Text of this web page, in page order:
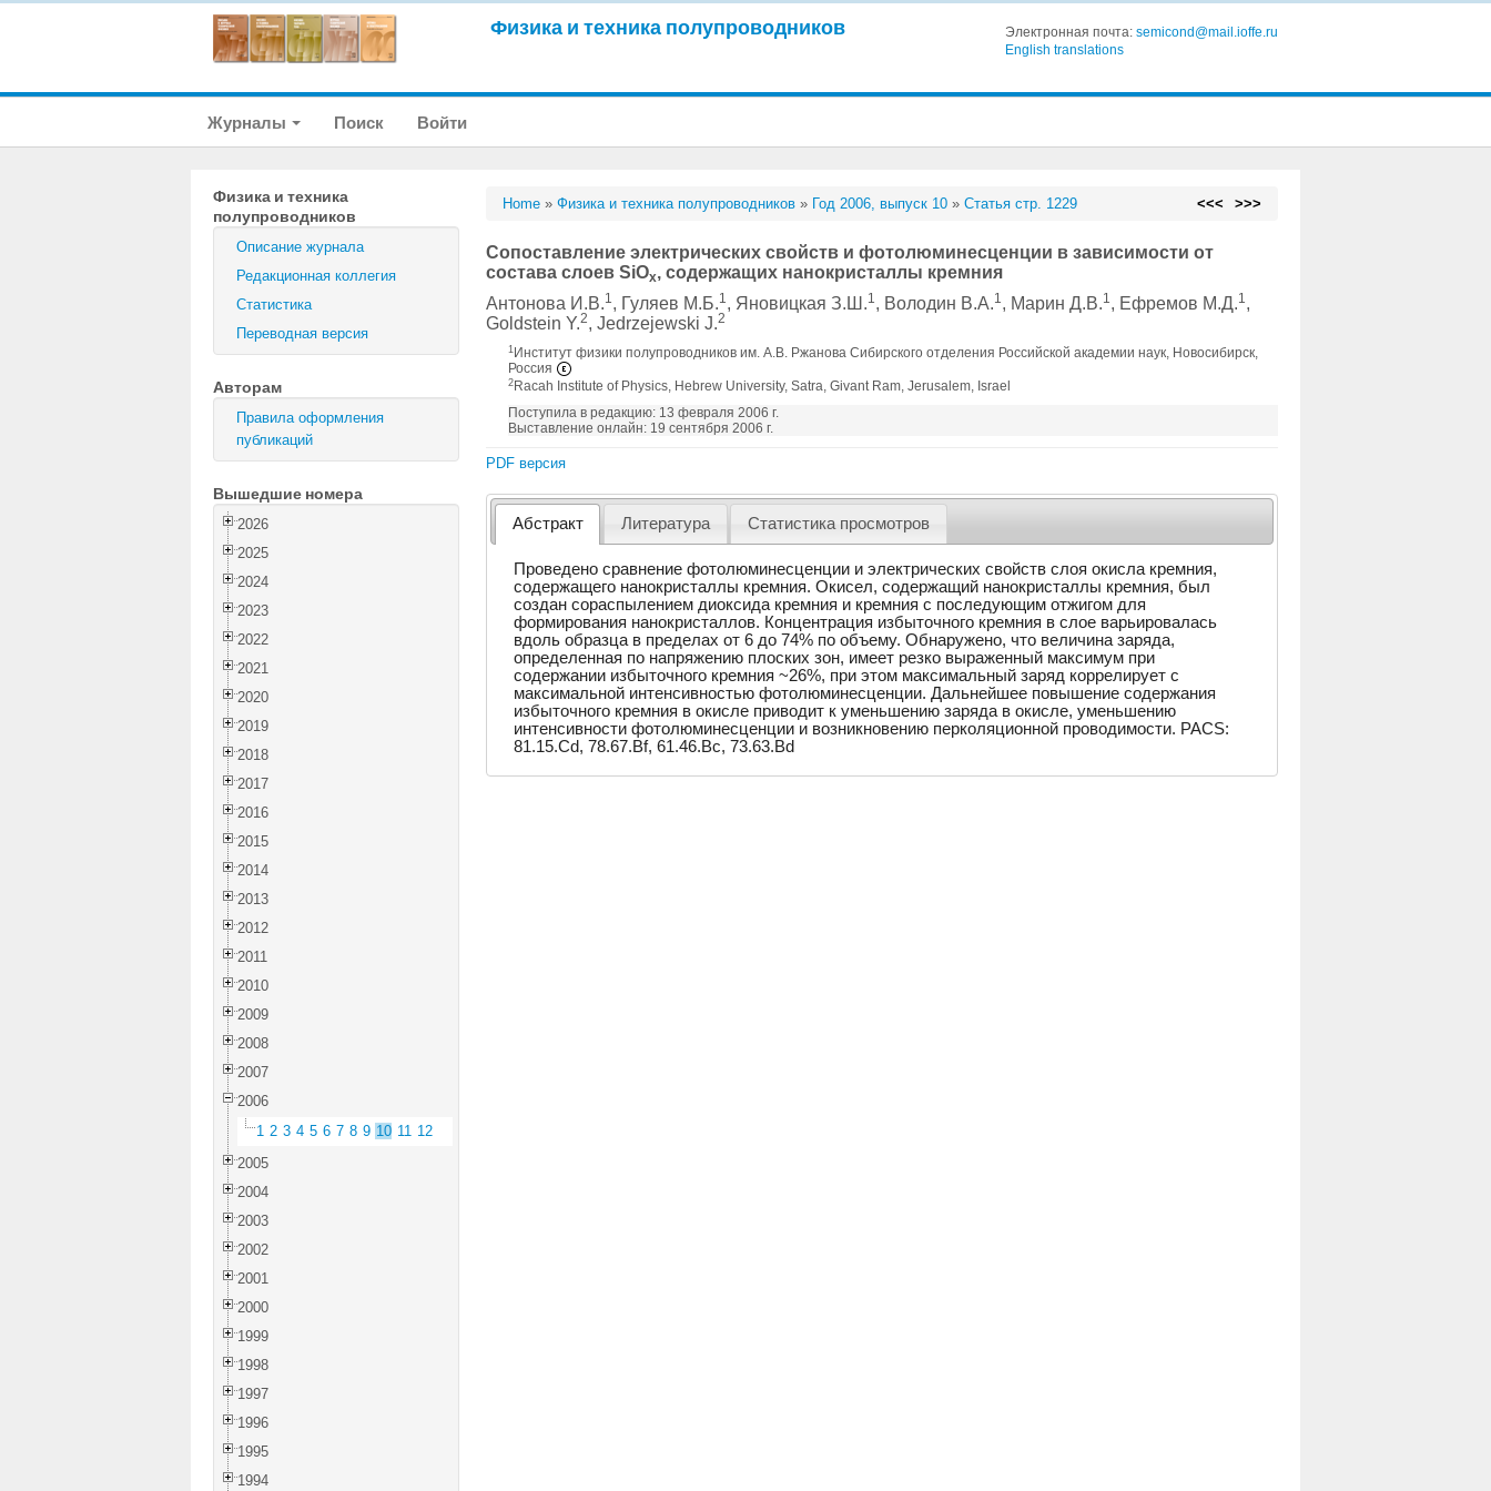
Физика и техника полупроводников Электронная почта: semicond@mail.ioffe.ru
English translations
Журналы Поиск Войти
Физика и техника
полупроводников
Описание журнала
Редакционная коллегия
Статистика
Переводная версия
Авторам
Правила оформления
публикаций
Вышедшие номера
2026
2025
2024
2023
2022
2021
2020
2019
2018
2017
2016
2015
2014
2013
2012
2011
2010
2009
2008
2007
2006
1 2 3 4 5 6 7 8 9 10 11 12
2005
2004
2003
2002
2001
2000
1999
1998
1997
1996
1995
1994
Home »Физика и техника полупроводников » Год 2006, выпуск 10 »Статья стр. 1229 <<< >>>
Сопоставление электрических свойств и фотолюминесценции в зависимости от
состава слоев SiOx, содержащих нанокристаллы кремния
Антонова И.В.1, Гуляев М.Б.1, Яновицкая З.Ш.1, Володин В.А.1, Марин Д.В.1, Ефремов М.Д.1,
Goldstein Y.2, Jedrzejewski J.2
1 Институт физики полупроводников им. А.В. Ржанова Сибирского отделения Российской академии наук, Новосибирск,
Россия
2 Racah Institute of Physics, Hebrew University, Satra, Givant Ram, Jerusalem, Israel
Поступила в редакцию: 13 февраля 2006 г.
Выставление онлайн: 19 сентября 2006 г.
PDF версия
Абстракт Литература Статистика просмотров
Проведено сравнение фотолюминесценции и электрических свойств слоя окисла кремния,
содержащего нанокристаллы кремния. Окисел, содержащий нанокристаллы кремния, был
создан сораспылением диоксида кремния и кремния с последующим отжигом для
формирования нанокристаллов. Концентрация избыточного кремния в слое варьировалась
вдоль образца в пределах от 6 до 74% по объему. Обнаружено, что величина заряда,
определенная по напряжению плоских зон, имеет резко выраженный максимум при
содержании избыточного кремния ~26%, при этом максимальный заряд коррелирует с
максимальной интенсивностью фотолюминесценции. Дальнейшее повышение содержания
избыточного кремния в окисле приводит к уменьшению заряда в окисле, уменьшению
интенсивности фотолюминесценции и возникновению перколяционной проводимости. PACS:
81.15.Cd, 78.67.Bf, 61.46.Bc, 73.63.Bd